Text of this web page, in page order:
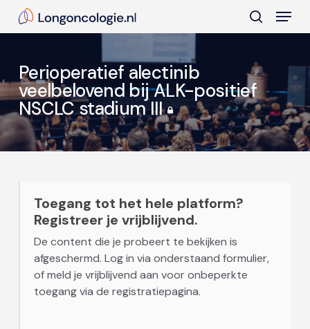
search
Menu
Perioperatief alectinib
veelbelovend bij ALK-positief
NSCLC stadium III
Toegang tot het hele platform?
Registreer je vrijblijvend.
De content die je probeert te bekijken is
afgeschermd. Log in via onderstaand formulier,
of meld je vrijblijvend aan voor onbeperkte
toegang via de registratiepagina.